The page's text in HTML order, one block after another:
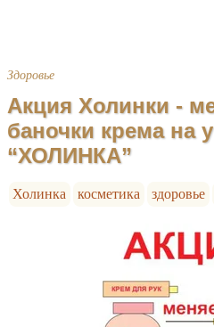
Здоровье
Акция Холинки -
баночки крема на
“ХОЛИНКА”
Холинка косметика здоровье